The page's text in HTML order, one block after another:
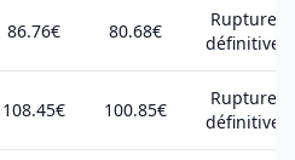
86.76€ 80.68€
Rupture
définitive
108.45€ 100.85€
Rupture
définitive